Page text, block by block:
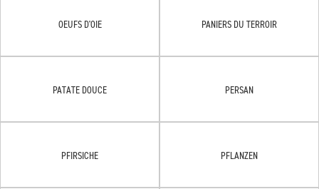
OEUFS D'OIE PANIERS DU TERROIR
PATATE DOUCE PERSAN
PFIRSICHE PFLANZEN